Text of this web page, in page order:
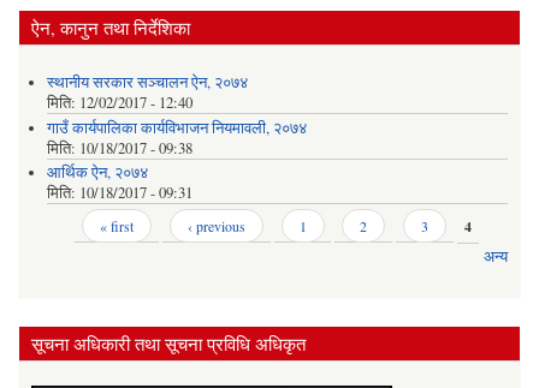
ऐन, कानुन तथा निर्देशिका
स्थानीय सरकार सञ्‍चालन ऐन, २०७४
मिति: 12/02/2017 - 12:40
गाउँ कार्यपालिका कार्यविभाजन नियमावली, २०७४
मिति: 10/18/2017 - 09:38
आर्थिक ऐन, २०७४
मिति: 10/18/2017 - 09:31
« first ‹ previous 1 2 3
4
अन्य
सूचना अधिकारी तथा सूचना प्रविधि अधिकृत